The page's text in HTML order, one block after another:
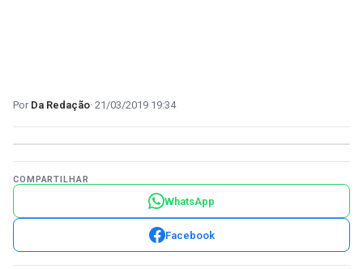
Da Redação 21/03/2019 19:34
COMPARTILHAR
WhatsApp
Facebook